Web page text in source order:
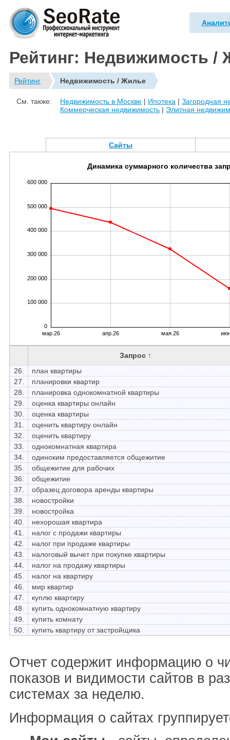
Рейтинг: Недвижимость /
Рейтинг Недвижимость / Жилье
См. также: Недвижимость в Москве | Ипотека |Загородная
Коммерческая недвижимость | Элитная
Сайты
0
100 000
200 000
300 000
400 000
500 000
600 000
мар.26 апр.26 мая.26
Динамика суммарного количества
Запрос ↑
26.
план квартиры
27.
планировки квартир
28.
планировка однокомнатной квартиры
29.
оценка квартиры онлайн
30.
оценка квартиры
31.
оценить квартиру онлайн
32.
оценить квартиру
33.
однокомнатная квартира
34.
одиноким предоставляется общежитие
35.
общежитие для рабочих
36.
общежитие
37.
образец договора аренды квартиры
38.
новостройки
39.
новостройка
40.
нехорошая квартира
41.
налог с продажи квартиры
42.
налог при продаже квартиры
43.
налоговый вычет при покупке квартиры
44.
налог на продажу квартиры
45.
налог на квартиру
46.
мир квартир
47.
куплю квартиру
48.
купить однокомнатную квартиру
49.
купить комнату
50.
купить квартиру от застройщика
Отчет содержит информацию о
показов и видимости сайтов в
системах за неделю.
Информация о сайтах